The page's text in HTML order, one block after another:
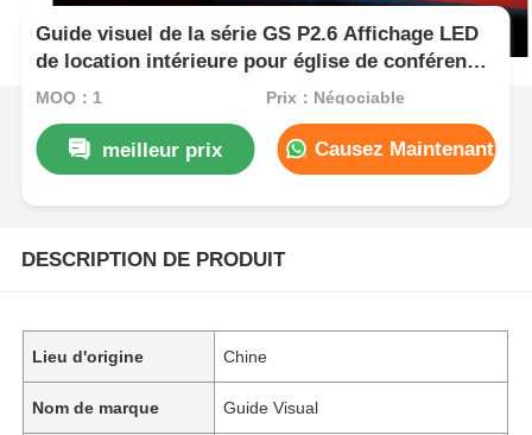
Guide visuel de la série GS P2.6 Affichage LED
de location intérieure pour église de conférence,
7680Hz Pas d'écran noir CE
MOQ：1 Prix：Négociable
meilleur prix Causez Maintenant
DESCRIPTION DE PRODUIT
Lieu d'origine Chine
Nom de marque Guide Visual